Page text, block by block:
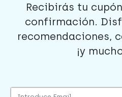
Recibirás tu
confirmación.
recomendaciones,
¡y